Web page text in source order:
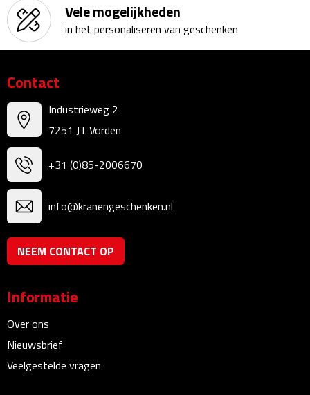
Barmatten
Naambadges & naamkaarthouders
Stickers
Visitekaartjes
Vlaggen
Bureau Toebehoren
Bureauklokken
Bureaulampen
Bureausets
Vele mogelijkheden
in het personaliseren van geschenken
Contact
Industrieweg 2
7251 JT Vorden
+31 (0)85-2006670
info@kranengeschenken.nl
NEEM CONTACT OP
Informatie
Over ons
Nieuwsbrief
Veelgestelde vragen